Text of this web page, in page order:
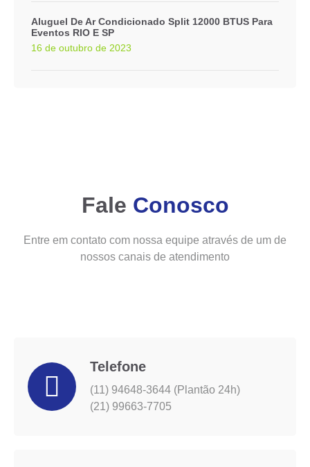
Aluguel De Ar Condicionado Split 12000 BTUS Para
Eventos RIO E SP
16 de outubro de 2023
Fale Conosco
Entre em contato com nossa equipe através de um de
nossos canais de atendimento
Telefone
(11) 94648-3644 (Plantão 24h)
(21) 99663-7705